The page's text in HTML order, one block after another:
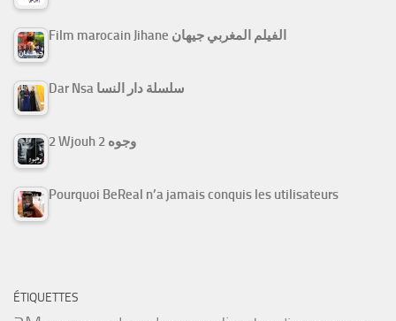
Film marocain Jihane الفيلم المغربي جيهان
Dar Nsa سلسلة دار النسا
2 Wjouh 2 وجوه
Pourquoi BeReal n’a jamais conquis les utilisateurs
ÉTIQUETTES